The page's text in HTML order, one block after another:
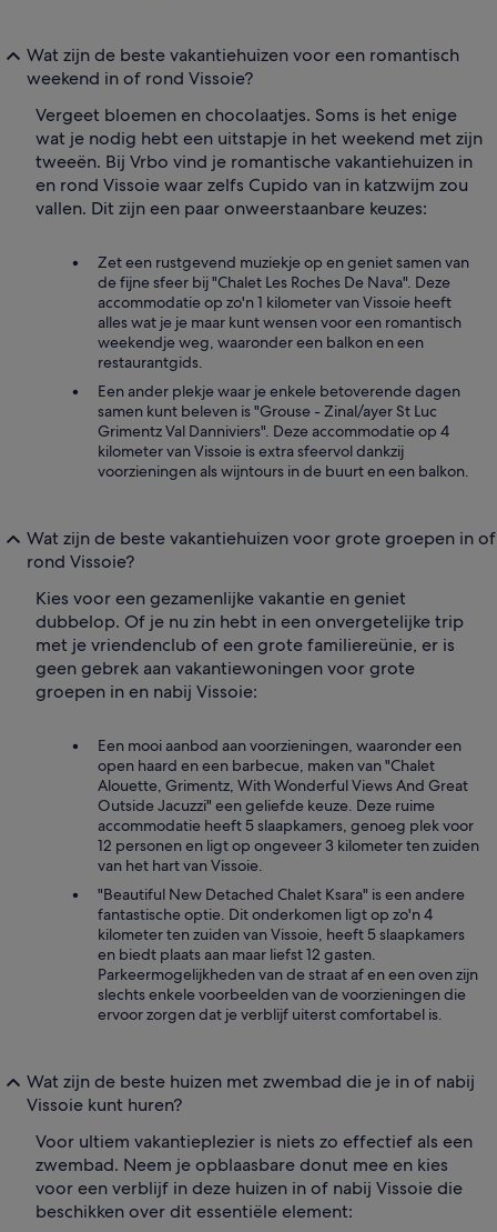
Wat zijn de beste vakantiehuizen voor een romantisch
weekend in of rond Vissoie?
Vergeet bloemen en chocolaatjes. Soms is het enige
wat je nodig hebt een uitstapje in het weekend met zijn
tweeën. Bij Vrbo vind je romantische vakantiehuizen in
en rond Vissoie waar zelfs Cupi­do van in katzwijm zou
vallen. Dit zijn een paar onweerstaanbare keuzes:
Zet een rustgevend muziekje op en geniet samen van
de fijne sfeer bij "Chalet Les Roches De Nava". Deze
accommodatie op zo'n 1 kilometer van Vissoie heeft
alles wat je je maar kunt wensen voor een romantisch
weekendje weg, waaronder een balkon en een
restaurantgids.
Een ander plekje waar je enkele betoverende dagen
samen kunt beleven is "Grouse - Zinal/ayer St Luc
Grimentz Val Danniviers". Deze accommodatie op 4
kilometer van Vissoie is extra sfeervol dankzij
voorzieningen als wijntours in de buurt en een balkon.
Wat zijn de beste vakantiehuizen voor grote groepen in of
rond Vissoie?
Kies voor een gezamenlijke vakantie en geniet
dubbelop. Of je nu zin hebt in een onvergetelijke trip
met je vriendenclub of een grote familiereünie, er is
geen gebrek aan vakantiewoningen voor grote
groepen in en nabij Vissoie:
Een mooi aanbod aan voorzieningen, waaronder een
open haard en een barbecue, maken van "Chalet
Alouette, Grimentz, With Wonderful Views And Great
Outside Jacuzzi" een geliefde keuze. Deze ruime
accommodatie heeft 5 slaapkamers, genoeg plek voor
12 personen en ligt op ongeveer 3 kilometer ten zuiden
van het hart van Vissoie.
"Beautiful New Detached Chalet Ksara" is een andere
fantastische optie. Dit onderkomen ligt op zo'n 4
kilometer ten zuiden van Vissoie, heeft 5 slaapkamers
en biedt plaats aan maar liefst 12 gasten.
Parkeermogelijkheden van de straat af en een oven zijn
slechts enkele voorbeelden van de voorzieningen die
ervoor zorgen dat je verblijf uiterst comfortabel is.
Wat zijn de beste huizen met zwembad die je in of nabij
Vissoie kunt huren?
Voor ultiem vakantieplezier is niets zo effectief als een
zwembad. Neem je opblaasbare donut mee en kies
voor een verblijf in deze huizen in of nabij Vissoie die
beschikken over dit essentiële element: